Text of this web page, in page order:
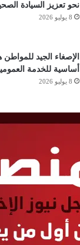
نحو تعزيز السيادة
8 يوليو 2026
الإصغاء الجيد
أساسية للخدمة
8 يوليو 2026